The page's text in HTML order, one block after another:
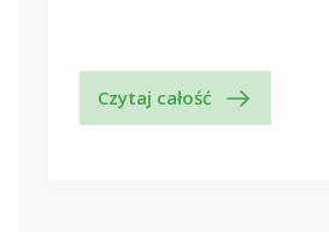
Czytaj całość